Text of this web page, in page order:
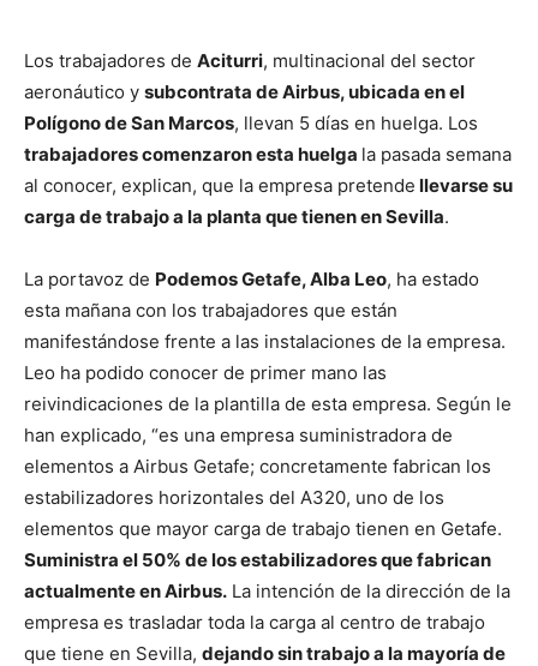
Los trabajadores de Aciturri, multinacional del sector
aeronáutico y subcontrata de Airbus, ubicada en el
Polígono de San Marcos, llevan 5 días en huelga. Los
trabajadores comenzaron esta huelga la pasada semana
al conocer, explican, que la empresa pretende llevarse su
carga de trabajo a la planta que tienen en Sevilla.
La portavoz de Podemos Getafe, Alba Leo, ha estado
esta mañana con los trabajadores que están
manifestándose frente a las instalaciones de la empresa.
Leo ha podido conocer de primer mano las
reivindicaciones de la plantilla de esta empresa. Según le
han explicado, “es una empresa suministradora de
elementos a Airbus Getafe; concretamente fabrican los
estabilizadores horizontales del A320, uno de los
elementos que mayor carga de trabajo tienen en Getafe.
Suministra el 50% de los estabilizadores que fabrican
actualmente en Airbus. La intención de la dirección de la
empresa es trasladar toda la carga al centro de trabajo
que tiene en Sevilla, dejando sin trabajo a la mayoría de